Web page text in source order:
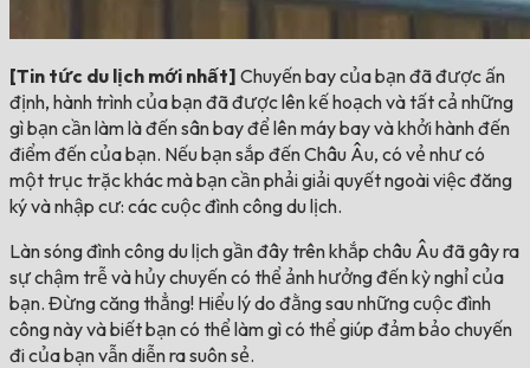
[Tin tức du lịch mới nhất] Chuyến bay của bạn đã được ấn
định, hành trình của bạn đã được lên kế hoạch và tất cả những
gì bạn cần làm là đến sân bay để lên máy bay và khởi hành đến
điểm đến của bạn. Nếu bạn sắp đến Châu Âu, có vẻ như có
một trục trặc khác mà bạn cần phải giải quyết ngoài việc đăng
ký và nhập cư: các cuộc đình công du lịch.
Làn sóng đình công du lịch gần đây trên khắp châu Âu đã gây ra
sự chậm trễ và hủy chuyến có thể ảnh hưởng đến kỳ nghỉ của
bạn. Đừng căng thẳng! Hiểu lý do đằng sau những cuộc đình
công này và biết bạn có thể làm gì có thể giúp đảm bảo chuyến
đi của bạn vẫn diễn ra suôn sẻ.